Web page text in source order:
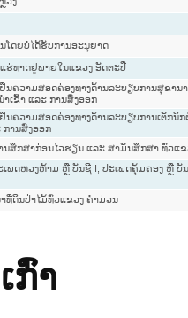
ໂດຍບໍ່ໄດ້ຮັບການອະນຸຍາດ
ຮ່ທາດຢູ່ພາຍໃນແຂວງ ອັດຕະປື
ນຄວາມສອດຄ່ອງທາງດ້ານລະບຽບການສຸຂານ
ຳເຂົ້າ ແລະ ການສົ່ງອອກ
ຄວາມສອດຄ່ອງທາງດ້ານລະບຽບການເຕັກນິກ
ການສົ່ງອອກ
ສຶກສາກ່ອນໄວຮຽນ ແລະ ສາມັນສຶກສາ ທົ່ວແ
ພດຫວງຫ້າມ ຫຼື ບັນຊີ I, ປະເພດຄຸ້ມຄອງ ຫຼື ບັ
ທີ່ດິນປ່າໄມ້ທົ່ວແຂວງ ຄຳມ່ວນ
ກົ່າ